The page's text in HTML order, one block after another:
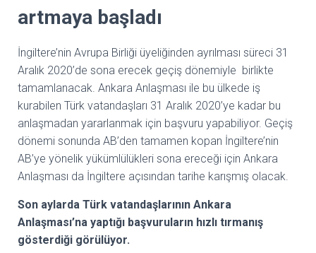
artmaya başladı
İngiltere’nin Avrupa Birliği üyeliğinden ayrılması süreci 31
Aralık 2020’de sona erecek geçiş dönemiyle birlikte
tamamlanacak. Ankara Anlaşması ile bu ülkede iş
kurabilen Türk vatandaşları 31 Aralık 2020’ye kadar bu
anlaşmadan yararlanmak için başvuru yapabiliyor. Geçiş
dönemi sonunda AB’den tamamen kopan İngiltere’nin
AB’ye yönelik yükümlülükleri sona ereceği için Ankara
Anlaşması da İngiltere açısından tarihe karışmış olacak.
Son aylarda Türk vatandaşlarının Ankara
Anlaşması’na yaptığı başvuruların hızlı tırmanış
gösterdiği görülüyor.